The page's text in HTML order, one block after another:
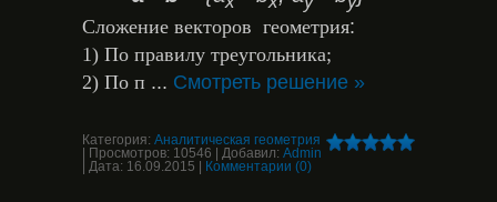
Сложение векторов геометрия:
1) По правилу треугольника;
2) По п ... Смотреть решение »
Категория: Аналитическая геометрия
Просмотров: 10546 Добавил: Admin
Дата: 16.09.2015 Комментарии (0)